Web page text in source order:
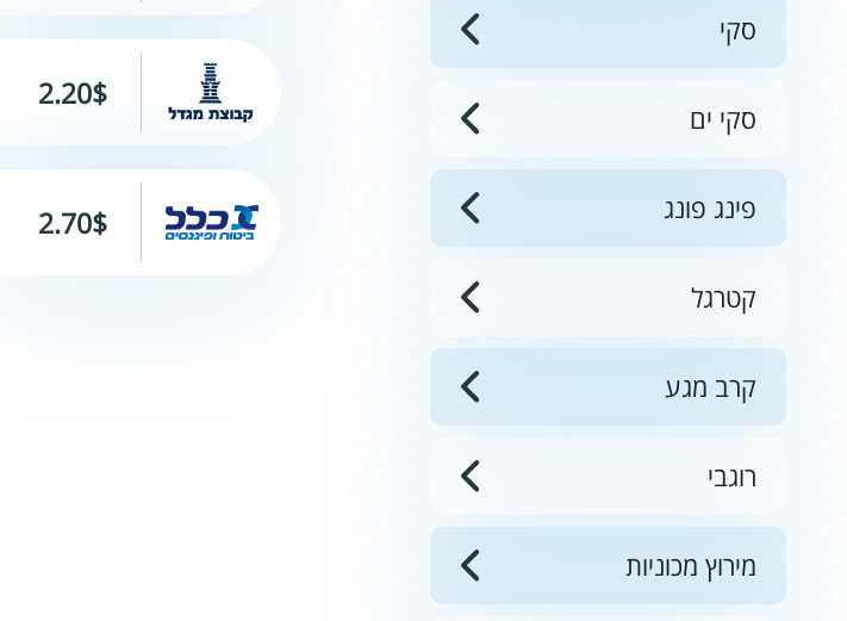
סקי
סקי ים
פינג פונג
קטרגל
קרב מגע
רוגבי
מירוץ מכוניות
2.20$
2.70$